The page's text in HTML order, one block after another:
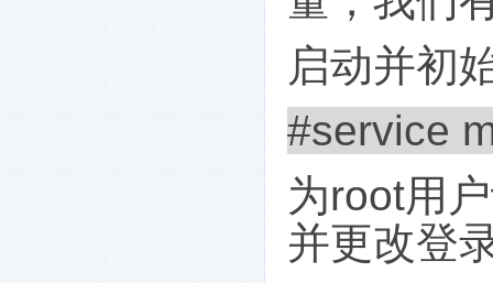
启动并初
#service
为root用
并更改登